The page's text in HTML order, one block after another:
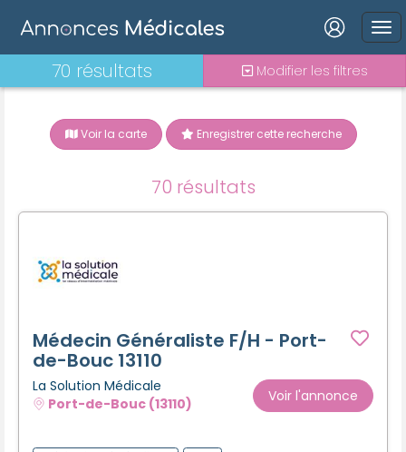
Connexion
Connexion
Se connecter avec LinkedIn
Inscrivez-vous en un clic !
70 résultats Modifier les filtres
Voir la carte Enregistrer cette recherche
70 résultats
Médecin Généraliste F/H - Port-
de-Bouc 13110
La Solution Médicale
Port-de-Bouc (13110)
Voir l'annonce